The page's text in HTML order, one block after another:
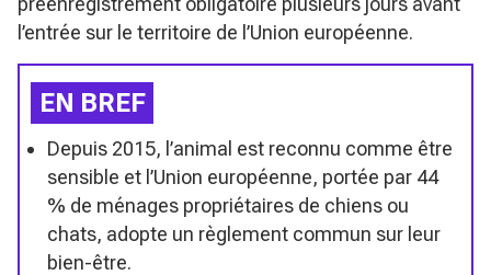
l’entrée sur le territoire de l’Union européenne.
EN BREF
Depuis 2015, l’animal est reconnu comme être
sensible et l’Union européenne, portée par 44
% de ménages propriétaires de chiens ou
chats, adopte un règlement commun sur leur
bien-être.